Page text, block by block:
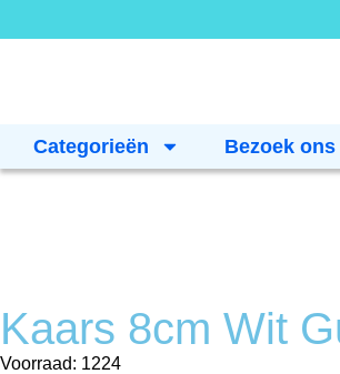
Categorieën Bezoek ons
Kaars 8cm Wit
Voorraad: 1224